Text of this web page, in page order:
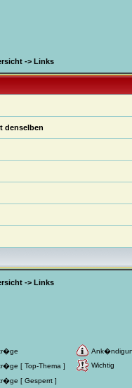
-> Links
denselben
-> Links
[ Top-Thema ]
Wichtig
[ Gesperrt ]